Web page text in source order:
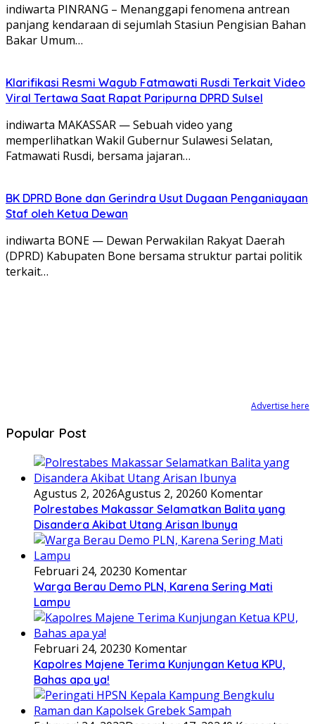
‎indiwarta ​PINRANG – Menanggapi fenomena antrean
panjang kendaraan di sejumlah Stasiun Pengisian Bahan
Bakar Umum…
Klarifikasi Resmi Wagub Fatmawati Rusdi Terkait Video
Viral Tertawa Saat Rapat Paripurna DPRD Sulsel
indiwarta MAKASSAR — Sebuah video yang
memperlihatkan Wakil Gubernur Sulawesi Selatan,
Fatmawati Rusdi, bersama jajaran…
BK DPRD Bone dan Gerindra Usut Dugaan Penganiayaan
Staf oleh Ketua Dewan
indiwarta BONE — Dewan Perwakilan Rakyat Daerah
(DPRD) Kabupaten Bone bersama struktur partai politik
terkait…
Advertise here
Popular Post
Agustus 2, 2026Agustus 2, 20260 Komentar
Polrestabes Makassar Selamatkan Balita yang
Disandera Akibat Utang Arisan Ibunya
Februari 24, 20230 Komentar
Warga Berau Demo PLN, Karena Sering Mati
Lampu
Februari 24, 20230 Komentar
Kapolres Majene Terima Kunjungan Ketua KPU,
Bahas apa ya!